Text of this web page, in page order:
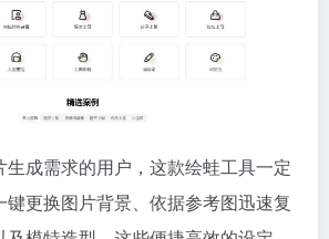
成需求的用户，这款绘蛙工具一定
键更换图片背景、依据参考图迅速复